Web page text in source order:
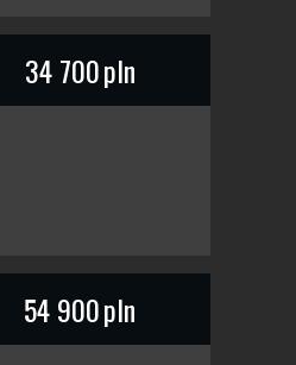
34 700pln
54 900pln